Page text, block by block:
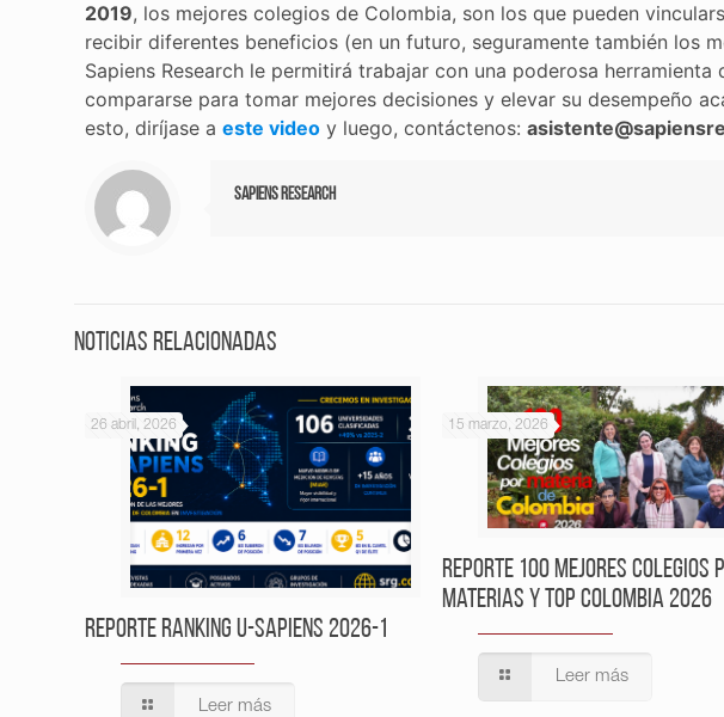
2019, los mejores colegios de Colombia, son los que pueden
recibir diferentes beneficios (en un futuro, seguramente también los
Sapiens Research le permitirá trabajar con una poderosa
compararse para tomar mejores decisiones y elevar su desempeño
esto, diríjase a este videoy luego, contáctenos:
Sapiens Research
Noticias relacionadas
26 abril, 2026
Reporte Ranking U-Sapiens 2026-1
Leer más
15 marzo, 2026
Reporte 100 Mejores Colegios
Materias y Top Colombia 2026
Leer más